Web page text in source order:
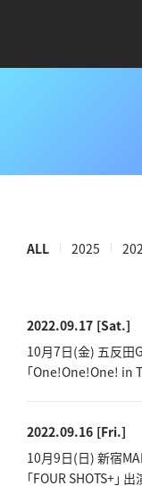
ALL 2025
2022.09.17 [Sat.]
10月7日(金) 五反田
「One!One!One! in
2022.09.16 [Fri.]
10月9日(日) 新宿
「FOUR SHOTS+」 出